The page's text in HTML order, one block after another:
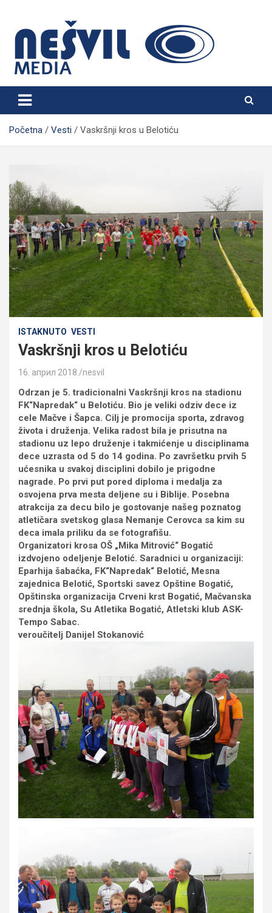
content
Nešvil Media Bogatić
Početna Vesti Vaskršnji kros u Belotiću
ISTAKNUTO VESTI
Vaskršnji kros u Belotiću
16. април 2018. nesvil
Odrzan je 5. tradicionalni Vaskršnji kros na stadionu
FK“Napredak“ u Belotiću. Bio je veliki odziv dece iz
cele Mačve i Šapca. Cilj je promocija sporta, zdravog
života i druženja. Velika radost bila je prisutna na
stadionu uz lepo druženje i takmićenje u disciplinama
dece uzrasta od 5 do 14 godina. Po završetku prvih 5
ućesnika u svakoj disciplini dobilo je prigodne
nagrade. Po prvi put pored diploma i medalja za
osvojena prva mesta deljene su i Biblije. Posebna
atrakcija za decu bilo je gostovanje našeg poznatog
atletičara svetskog glasa Nemanje Cerovca sa kim su
deca imala priliku da se fotografišu.
Organizatori krosa OŠ „Mika Mitrović“ Bogatić
izdvojeno odeljenje Belotić. Saradnici u organizaciji:
Eparhija šabaćka, FK“Napredak“ Belotić, Mesna
zajednica Belotić, Sportski savez Opštine Bogatić,
Opštinska organizacija Crveni krst Bogatić, Mačvanska
srednja škola, Su Atletika Bogatić, Atletski klub ASK-
Tempo Sabac.
veroučitelj Danijel Stokanović